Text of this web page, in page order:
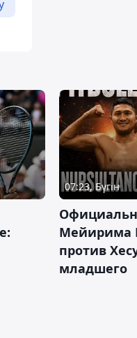
07:23, Бүгін
Мейирима
против
младшего